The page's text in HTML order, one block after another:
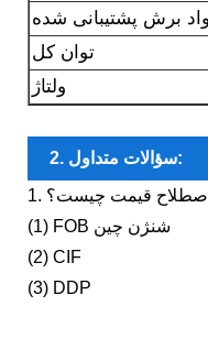
برش پشتیبانی شده
توان کل
ولتاژ
2. سؤالات متداول:
1. اصطلاح قیمت چیست؟
(1) FOB شنژن چین
(2) CIF
(3) DDP